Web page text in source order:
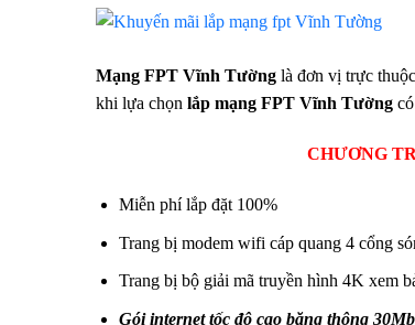
Mạng FPT Vĩnh Tường là đơn vị trực
khi lựa chọn lắp mạng FPT Vĩnh Tường
CHƯƠNG
Miễn phí lắp đặt 100%
Trang bị modem wifi cáp quang 4 cổng
Trang bị bộ giải mã truyền hình 4K xem
Gói internet tốc độ cao băng thông